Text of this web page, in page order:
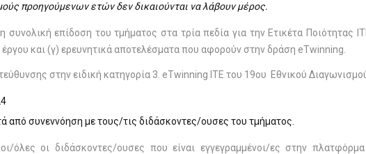
προηγούμενων ετών δεν δικαιούνται να λάβουν μέρος.
συνολική επίδοση του τμήματος στα τρία πεδία για την Ετικέτα Ποιότητας
και (γ) ερευνητικά αποτελέσματα που αφορούν στην δράση eTwinning.
στην ειδική κατηγορία 3. eTwinning ITE του 19ου Εθνικού Διαγωνισμού
από συνεννόηση με τους/τις διδάσκοντες/ουσες του τμήματος.
όλες οι διδάσκοντες/ουσες που είναι εγγεγραμμένοι/ες στην